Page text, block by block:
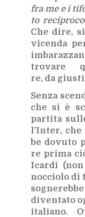
fra me e i
to
Che dire,
vi­cen­da
tro­va­re
re, da
Sen­za
che si è
par­ti­ta
l’In­ter,
be do­vu­to
re pri­ma
Icar­di (non
noc­cio­lo di
di­ven­ta­to
ita­lia­no.